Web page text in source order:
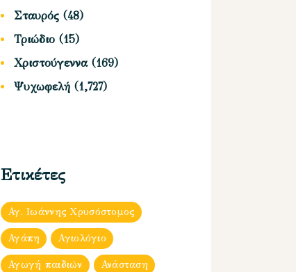
Σταυρός (48)
Τριώδιο (15)
Χριστούγεννα(169)
Ψυχωφελή (1,727)
Ετικέτες
Αγ. Ιωάννης Χρυσόστομος
Αγάπη Αγιολόγιο
Αγωγή παιδιών Ανάσταση